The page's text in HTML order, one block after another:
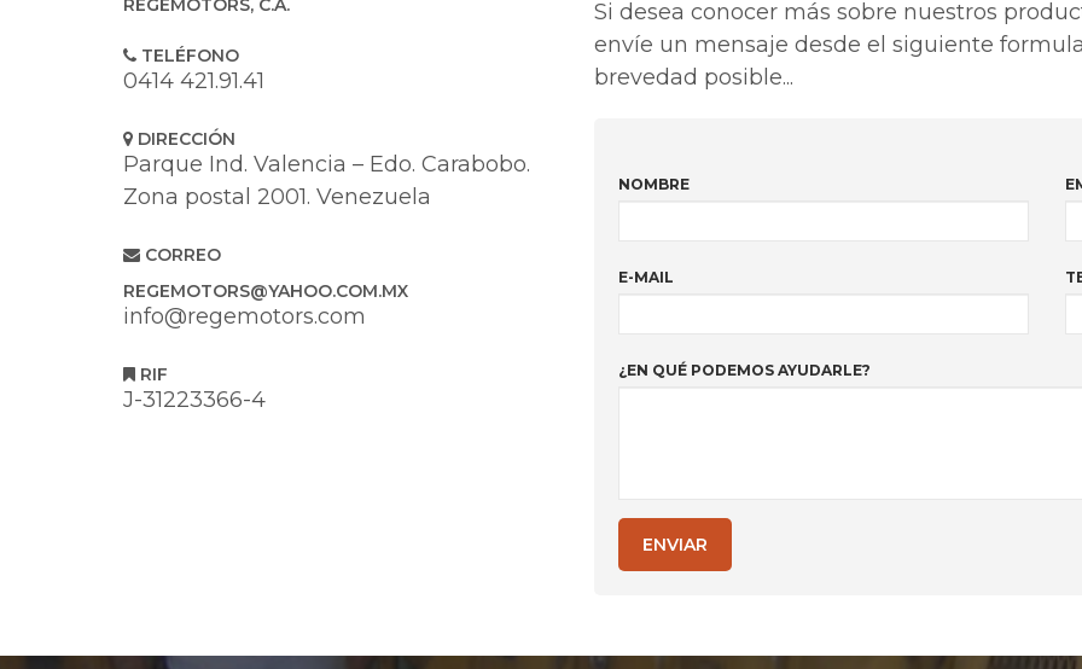
REGEMOTORS, C.A.
TELÉFONO
0414 421.91.41
DIRECCIÓN
Parque Ind. Valencia – Edo. Carabobo.
Zona postal 2001. Venezuela
CORREO
REGEMOTORS@YAHOO.COM.MX
info@regemotors.com
RIF
J-31223366-4
Si desea conocer más sobre nuestros
envíe un mensaje desde el siguiente
brevedad posible...
NOMBRE
E-MAIL
¿EN QUÉ PODEMOS AYUDARLE?
ENVIAR